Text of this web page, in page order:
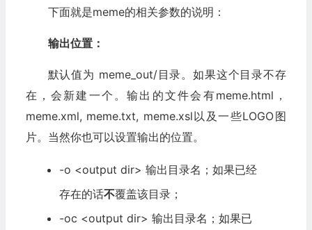
下面就是meme的相关参数的说明：
输出位置：
默认值为 meme_out/目录。如果这个目录不存
在，会新建一个。输出的文件会有meme.html，
meme.xml, meme.txt, meme.xsl以及一些LOGO图
片。当然你也可以设置输出的位置。
-o <output dir> 输出目录名；如果已经
存在的话不覆盖该目录；
-oc <output dir> 输出目录名；如果已